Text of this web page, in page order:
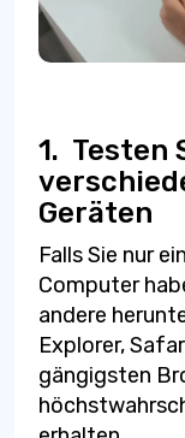
1. Testen
Geräten
Falls Sie nur
Computer
andere
Explorer,
gängigsten